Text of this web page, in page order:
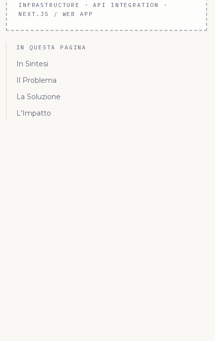
INFRASTRUCTURE · API INTEGRATION ·
NEXT.JS / WEB APP
IN QUESTA PAGINA
In Sintesi
Il Problema
La Soluzione
L'Impatto